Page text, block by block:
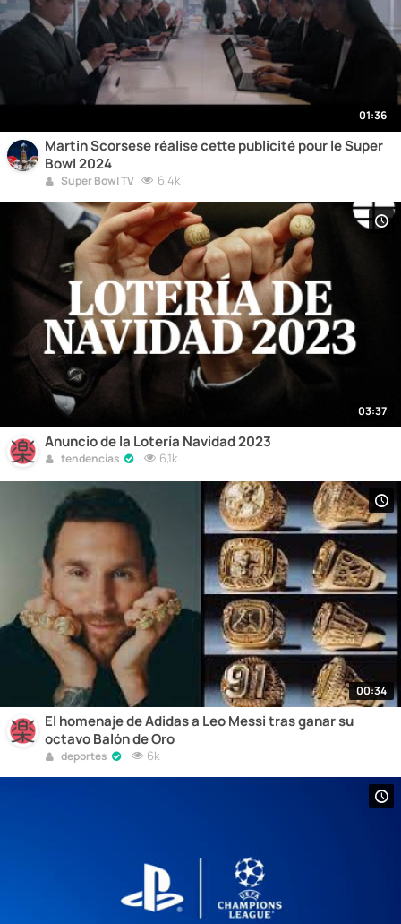
01:36
Martin Scorsese réalise cette publicité pour le Super
Bowl 2024
Super Bowl TV 6,4k
03:37
Anuncio de la Lotería Navidad 2023
tendencias 6,1k
00:34
El homenaje de Adidas a Leo Messi tras ganar su
octavo Balón de Oro
deportes 6k